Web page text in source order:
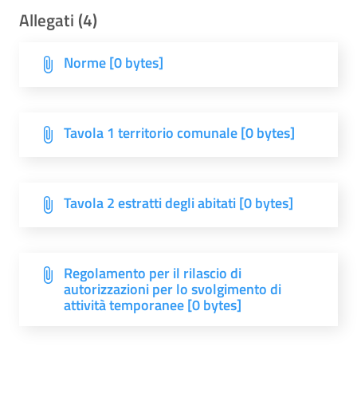
Allegati (4)
Norme [0 bytes]
Tavola 1 territorio comunale [0 bytes]
Tavola 2 estratti degli abitati [0 bytes]
Regolamento per il rilascio di
autorizzazioni per lo svolgimento di
attività temporanee [0 bytes]